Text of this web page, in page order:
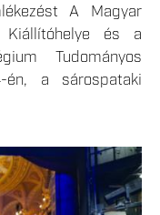
A Magyar
Kiállítóhelye és a
Tudományos
én, a sárospataki